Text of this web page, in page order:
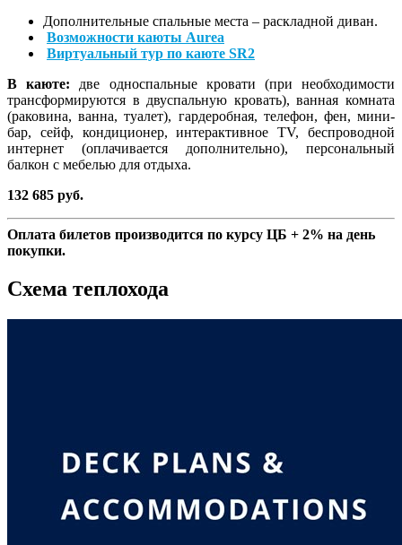
Дополнительные спальные места – раскладной диван.
Возможности каюты Aurea
Виртуальный тур по каюте SR2
В каюте: две односпальные кровати (при необходимости
трансформируются в двуспальную кровать), ванная комната
(раковина, ванна, туалет), гардеробная, телефон, фен, мини-
бар, сейф, кондиционер, интерактивное TV, беспроводной
интернет (оплачивается дополнительно), персональный
балкон с мебелью для отдыха.
132 685 руб.
Оплата билетов производится по курсу ЦБ + 2% на день
покупки.
Схема теплохода